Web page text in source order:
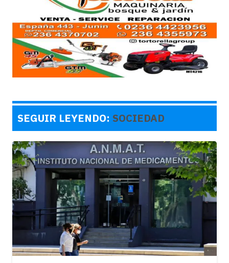
SEGUIR LEYENDO: SOCIEDAD